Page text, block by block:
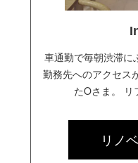
車通勤で毎朝渋滞に
勤務先へのアクセス
たOさま。
リノ